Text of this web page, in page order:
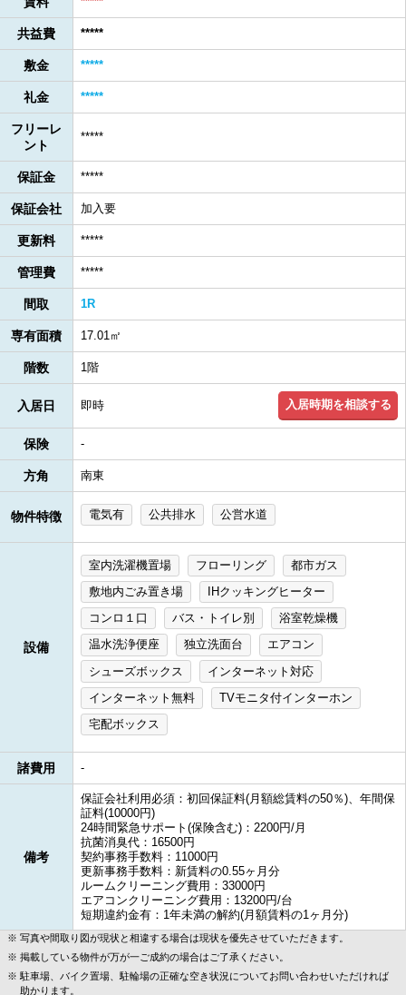
共益費 *****
敷金 *****
礼金 *****
フリーレ
ント
*****
保証金 *****
保証会社 加入要
更新料 *****
管理費 *****
間取 1R
専有面積 17.01㎡
階数 1階
入居日 即時 入居時期を相談する
保険 -
方角 南東
物件特徴 電気有 公共排水 公営水道
設備
室内洗濯機置場 フローリング
都市ガス
敷地内ごみ置き場
IHクッキングヒーター
コンロ１口
バス・トイレ別
浴室乾燥機
温水洗浄便座
独立洗面台
エアコン
シューズボックス
インターネット対応
インターネット無料
TVモニタ付インターホン
宅配ボックス
諸費用 -
備考
保証会社利用必須：初回保証料(月額総賃料の50％)、年間保
証料(10000円)
24時間緊急サポート(保険含む)：2200円/月
抗菌消臭代：16500円
契約事務手数料：11000円
更新事務手数料：新賃料の0.55ヶ月分
ルームクリーニング費用：33000円
エアコンクリーニング費用：13200円/台
短期違約金有：1年未満の解約(月額賃料の1ヶ月分)
写真や間取り図が現状と相違する場合は現状を優先させていただきます。
掲載している物件が万が一ご成約の場合はご了承ください。
駐車場、バイク置場、駐輪場の正確な空き状況についてお問い合わせいただければ
助かります。